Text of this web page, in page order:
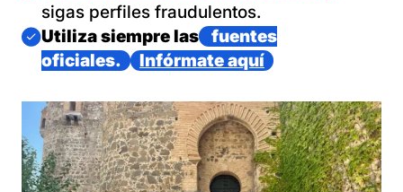
sigas perfiles fraudulentos.
Imagen
Utiliza siempre las
fuentes
oficiales.
Infórmate aquí